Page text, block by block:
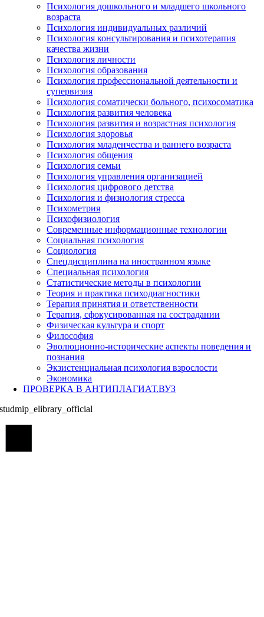
Психология дошкольного и младшего школьного
возраста
Психология индивидуальных различий
Психология консультирования и психотерапия
качества жизни
Психология личности
Психология образования
Психология профессиональной деятельности и
супервизия
Психология соматически больного, психосоматика
Психология развития человека
Психология развития и возрастная психология
Психология здоровья
Психология младенчества и раннего возраста
Психология общения
Психология семьи
Психология управления организацией
Психология цифрового детства
Психология и физиология стресса
Психометрия
Психофизиология
Современные информационные технологии
Социальная психология
Социология
Спецдисциплина на иностранном языке
Специальная психология
Статистические методы в психологии
Теория и практика психодиагностики
Терапия принятия и ответственности
Терапия, сфокусированная на сострадании
Физическая культура и спорт
Философия
Эволюционно-исторические аспекты поведения и
познания
Экзистенциальная психология взрослости
Экономика
ПРОВЕРКА В АНТИПЛАГИАТ.ВУЗ
studmip_elibrary_official
Go
Top